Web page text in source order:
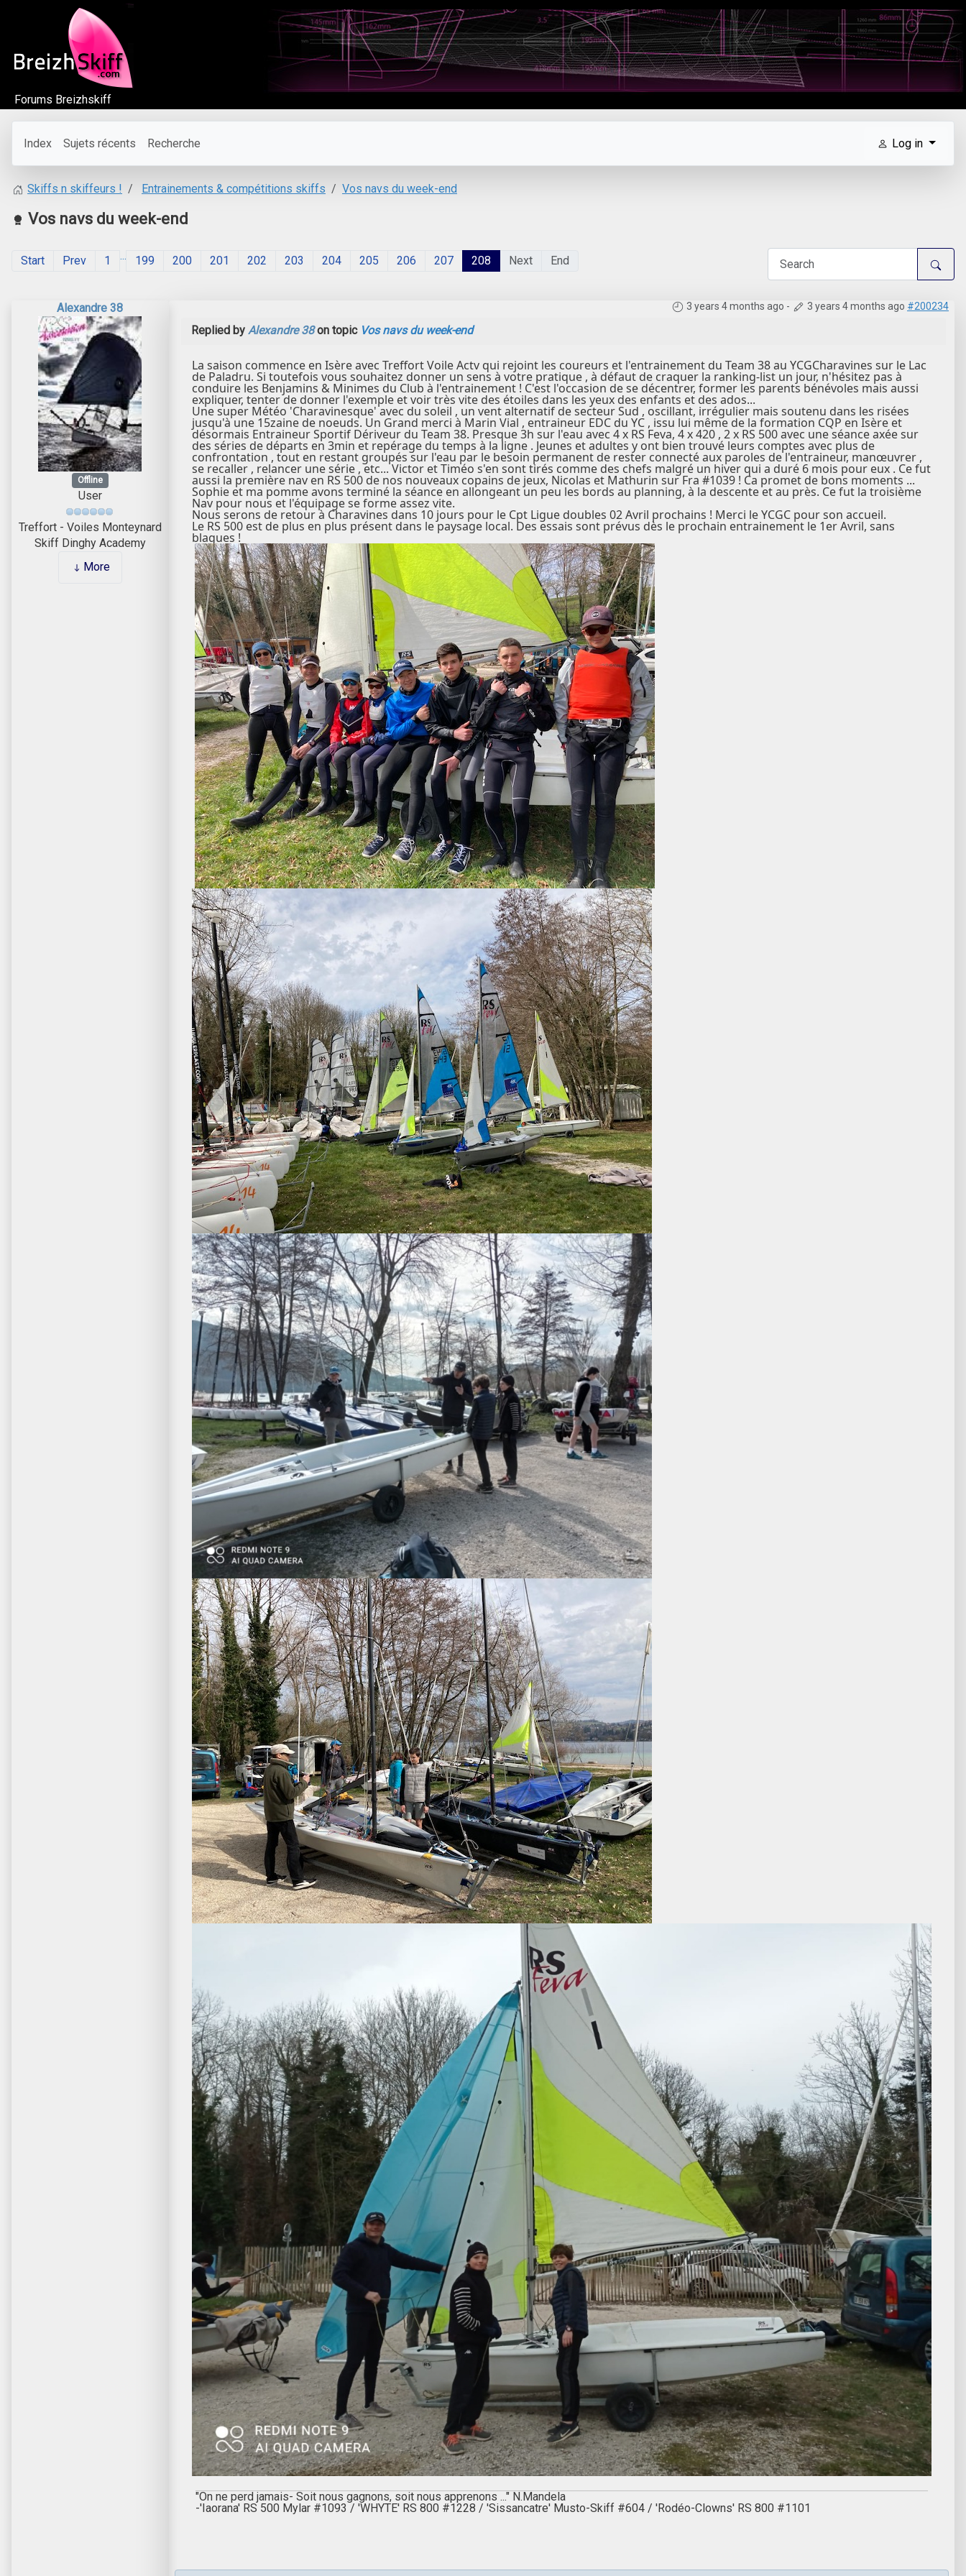
Forums Breizhskiff
Index Sujets récents Recherche Log in
Skiffs n skiffeurs ! Entrainements & compétitions skiffs Vos navs du week-end
Vos navs du week-end
Start Prev 1 ... 199 200 201 202 203 204 205 206 207 208 Next End
Alexandre 38
Offline
User
Treffort - Voiles Monteynard
Skiff Dinghy Academy
More
3 years 4 months ago - 3 years 4 months ago #200234
Replied by Alexandre 38on topic Vos navs du week-end
La saison commence en Isère avec Treffort Voile Actv qui rejoint les coureurs et l'entrainement du Team 38 au YCGCharavines sur le Lac
de Paladru. Si toutefois vous souhaitez donner un sens à votre pratique , à défaut de craquer la ranking-list un jour, n'hésitez pas à
conduire les Benjamins & Minimes du Club à l'entrainement ! C'est l'occasion de se décentrer, former les parents bénévoles mais aussi
expliquer, tenter de donner l'exemple et voir très vite des étoiles dans les yeux des enfants et des ados...
Une super Météo 'Charavinesque' avec du soleil , un vent alternatif de secteur Sud , oscillant, irrégulier mais soutenu dans les risées
jusqu'à une 15zaine de noeuds. Un Grand merci à Marin Vial , entraineur EDC du YC , issu lui même de la formation CQP en Isère et
désormais Entraineur Sportif Dériveur du Team 38. Presque 3h sur l'eau avec 4 x RS Feva, 4 x 420 , 2 x RS 500 avec une séance axée sur
des séries de départs en 3min et repérage du temps à la ligne . Jeunes et adultes y ont bien trouvé leurs comptes avec plus de
confrontation , tout en restant groupés sur l'eau par le besoin permanent de rester connecté aux paroles de l'entraineur, manœuvrer ,
se recaller , relancer une série , etc... Victor et Timéo s'en sont tirés comme des chefs malgré un hiver qui a duré 6 mois pour eux . Ce fut
aussi la première nav en RS 500 de nos nouveaux copains de jeux, Nicolas et Mathurin sur Fra #1039 ! Ca promet de bons moments ...
Sophie et ma pomme avons terminé la séance en allongeant un peu les bords au planning, à la descente et au près. Ce fut la troisième
Nav pour nous et l'équipage se forme assez vite.
Nous serons de retour à Charavines dans 10 jours pour le Cpt Ligue doubles 02 Avril prochains ! Merci le YCGC pour son accueil.
Le RS 500 est de plus en plus présent dans le paysage local. Des essais sont prévus dès le prochain entrainement le 1er Avril, sans
blagues !
"On ne perd jamais- Soit nous gagnons, soit nous apprenons ..." N.Mandela
-'Iaorana' RS 500 Mylar #1093 / 'WHYTE' RS 800 #1228 / 'Sissancatre' Musto-Skiff #604 / 'Rodéo-Clowns' RS 800 #1101